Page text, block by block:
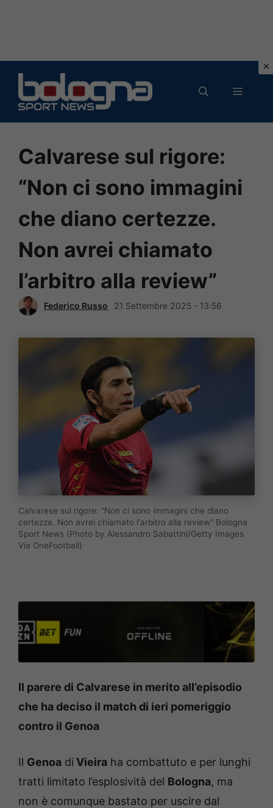
contenuto
MENU
Calvarese sul rigore:
“Non ci sono immagini
che diano certezze.
Non avrei chiamato
l’arbitro alla review”
Federico Russo 21 Settembre 2025 - 13:56
Calvarese sul rigore: "Non ci sono immagini che diano
certezze. Non avrei chiamato l'arbitro alla review" Bologna
Sport News (Photo by Alessandro Sabattini/Getty Images
Via OneFootball)
Il parere di Calvarese in merito all’episodio
che ha deciso il match di ieri pomeriggio
contro il Genoa
Il Genoa di Vieira ha combattuto e per lunghi
tratti limitato l’esplosività del Bologna, ma
non è comunque bastato per uscire dal